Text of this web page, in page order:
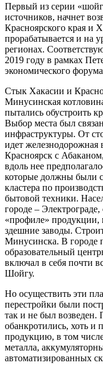
Первый из серии
источников, начнет
Красноярского края и
прорабатывается и на
регионах.
2019 году в рамках
экономического
Стык Хакасии и
Минусинская
пытались обустроить
Выбор места был
инфраструктуры. От
идет железнодорожная
Красноярск с
вдоль нее
которые должны были
кластера по
бытовой техники.
городе –
«профиле»
здешние заводы.
Минусинска. В городе
образовательный
включал в себя почти
Шойгу.
Но осуществить эти
перестройки были
так и не был возведен.
обанкротились, хоть и
продукцию, в том
металла,
автоматизированных